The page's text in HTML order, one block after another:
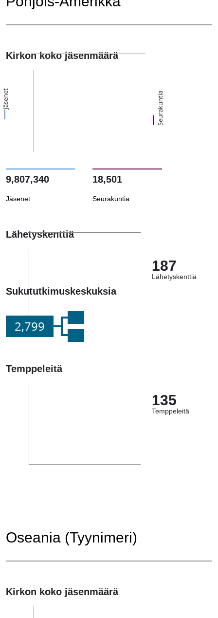
Kirkon koko jäsenmäärä
Jäsenet Seurakuntia
9,807,340
Jäsenet
18,501
Seurakuntia
Lähetyskenttiä
187
Lähetyskenttiä
Sukututkimuskeskuksia
2,799
Temppeleitä
135
Temppeleitä
Oseania (Tyynimeri)
Kirkon koko jäsenmäärä